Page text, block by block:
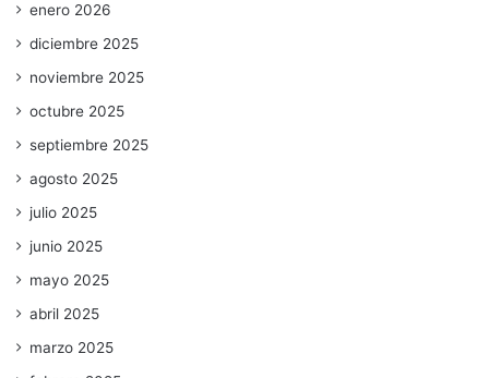
enero 2026
diciembre 2025
noviembre 2025
octubre 2025
septiembre 2025
agosto 2025
julio 2025
junio 2025
mayo 2025
abril 2025
marzo 2025